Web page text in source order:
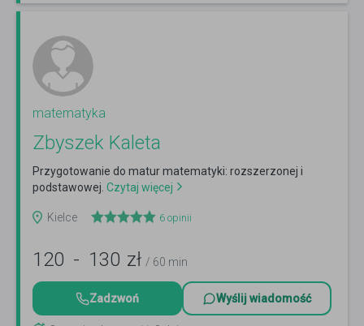
matematyka
Zbyszek Kaleta
Przygotowanie do matur matematyki: rozszerzonej i
podstawowej. Czytaj więcej
Kielce 6 opinii
120 - 130 zł / 60 min
Zadzwoń Wyślij wiadomość